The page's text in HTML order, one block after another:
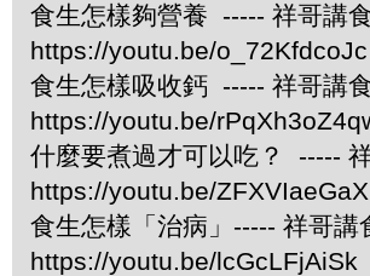
食生怎樣夠營養 ----- 祥哥講
https://youtu.be/o_72KfdcoJc
食生怎樣吸收鈣 ----- 祥哥講
https://youtu.be/
什麼要煮過才可以吃？ -----
https://youtu.be/
食生怎樣「治病」----- 祥哥講
https://youtu.be/lcGcLFjAiSk